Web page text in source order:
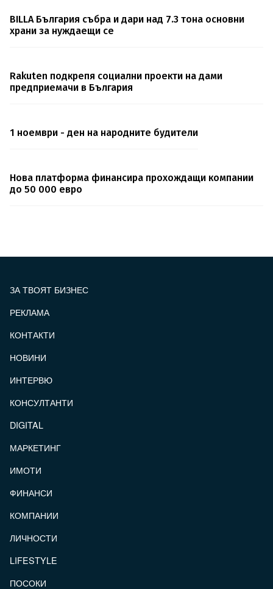
BILLA България събра и дари над 7.3 тона основни
храни за нуждаещи се
Rakuten подкрепя социални проекти на дами
предприемачи в България
1 ноември - ден на народните будители
Нова платформа финансира прохождащи компании
до 50 000 евро
ЗА ТВОЯТ БИЗНЕС
РЕКЛАМА
КОНТАКТИ
НОВИНИ
ИНТЕРВЮ
КОНСУЛТАНТИ
DIGITAL
МАРКЕТИНГ
ИМОТИ
ФИНАНСИ
КОМПАНИИ
ЛИЧНОСТИ
LIFESTYLE
ПОСОКИ